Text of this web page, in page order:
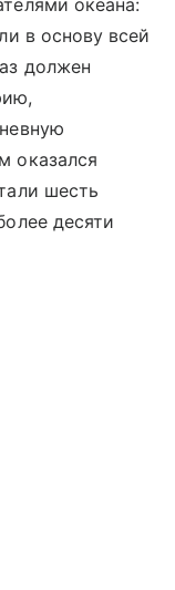
в основу всей
должен
оказался
шесть
десяти